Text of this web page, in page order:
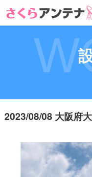
2023/08/08 大阪府